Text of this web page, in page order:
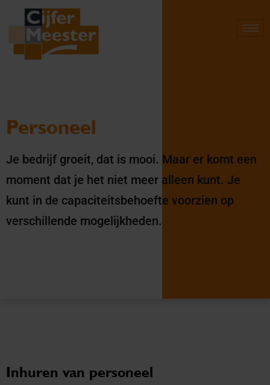
Personeel
Je bedrijf groeit, dat is mooi. Maar er komt een
moment dat je het niet meer alleen kunt. Je
kunt in de capaciteitsbehoefte voorzien op
verschillende mogelijkheden.
Inhuren van personeel